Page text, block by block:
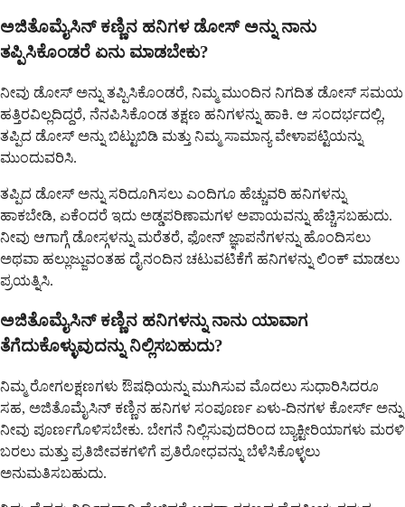
ಅಜಿತೊಮೈಸಿನ್ ಕಣ್ಣಿನ ಹನಿಗಳ ಡೋಸ್ ಅನ್ನು ನಾನು
ತಪ್ಪಿಸಿಕೊಂಡರೆ ಏನು ಮಾಡಬೇಕು?
ನೀವು ಡೋಸ್ ಅನ್ನು ತಪ್ಪಿಸಿಕೊಂಡರೆ, ನಿಮ್ಮ ಮುಂದಿನ ನಿಗದಿತ ಡೋಸ್ ಸಮಯ
ಹತ್ತಿರವಿಲ್ಲದಿದ್ದರೆ, ನೆನಪಿಸಿಕೊಂಡ ತಕ್ಷಣ ಹನಿಗಳನ್ನು ಹಾಕಿ. ಆ ಸಂದರ್ಭದಲ್ಲಿ,
ತಪ್ಪಿದ ಡೋಸ್ ಅನ್ನು ಬಿಟ್ಟುಬಿಡಿ ಮತ್ತು ನಿಮ್ಮ ಸಾಮಾನ್ಯ ವೇಳಾಪಟ್ಟಿಯನ್ನು
ಮುಂದುವರಿಸಿ.
ತಪ್ಪಿದ ಡೋಸ್ ಅನ್ನು ಸರಿದೂಗಿಸಲು ಎಂದಿಗೂ ಹೆಚ್ಚುವರಿ ಹನಿಗಳನ್ನು
ಹಾಕಬೇಡಿ, ಏಕೆಂದರೆ ಇದು ಅಡ್ಡಪರಿಣಾಮಗಳ ಅಪಾಯವನ್ನು ಹೆಚ್ಚಿಸಬಹುದು.
ನೀವು ಆಗಾಗ್ಗೆ ಡೋಸ್ಗಳನ್ನು ಮರೆತರೆ, ಫೋನ್ ಜ್ಞಾಪನೆಗಳನ್ನು ಹೊಂದಿಸಲು
ಅಥವಾ ಹಲ್ಲುಜ್ಜುವಂತಹ ದೈನಂದಿನ ಚಟುವಟಿಕೆಗೆ ಹನಿಗಳನ್ನು ಲಿಂಕ್ ಮಾಡಲು
ಪ್ರಯತ್ನಿಸಿ.
ಅಜಿತೊಮೈಸಿನ್ ಕಣ್ಣಿನ ಹನಿಗಳನ್ನು ನಾನು ಯಾವಾಗ
ತೆಗೆದುಕೊಳ್ಳುವುದನ್ನು ನಿಲ್ಲಿಸಬಹುದು?
ನಿಮ್ಮ ರೋಗಲಕ್ಷಣಗಳು ಔಷಧಿಯನ್ನು ಮುಗಿಸುವ ಮೊದಲು ಸುಧಾರಿಸಿದರೂ
ಸಹ, ಅಜಿತೊಮೈಸಿನ್ ಕಣ್ಣಿನ ಹನಿಗಳ ಸಂಪೂರ್ಣ ಏಳು-ದಿನಗಳ ಕೋರ್ಸ್ ಅನ್ನು
ನೀವು ಪೂರ್ಣಗೊಳಿಸಬೇಕು. ಬೇಗನೆ ನಿಲ್ಲಿಸುವುದರಿಂದ ಬ್ಯಾಕ್ಟೀರಿಯಾಗಳು ಮರಳಿ
ಬರಲು ಮತ್ತು ಪ್ರತಿಜೀವಕಗಳಿಗೆ ಪ್ರತಿರೋಧವನ್ನು ಬೆಳೆಸಿಕೊಳ್ಳಲು
ಅನುಮತಿಸಬಹುದು.